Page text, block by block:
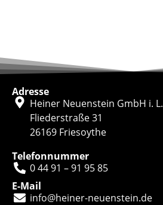
Adresse
Heiner Neuenstein GmbH i. L.
Fliederstraße 31
26169 Friesoythe
Telefonnummer
0 44 91 – 91 95 85
E-Mail
info@heiner-neuenstein.de